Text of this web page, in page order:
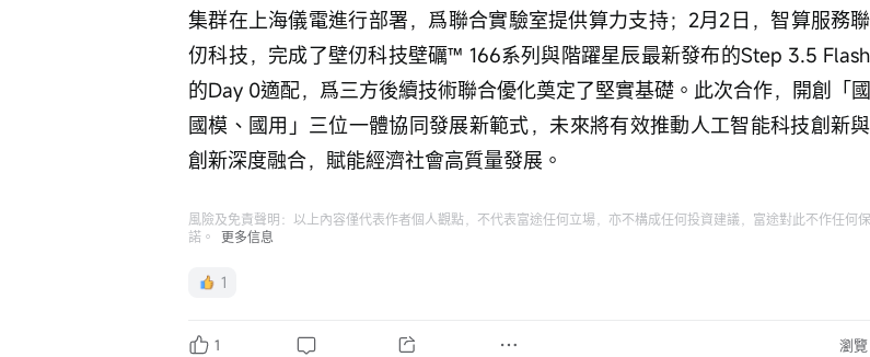
集群在上海儀電進行部署，爲聯合實驗室提供算力支持；2月2日，智算服務
仞科技，完成了壁仞科技壁礪™️ 166系列與階躍星辰最新發布的Step 3.5
的Day 0適配，爲三方後續技術聯合優化奠定了堅實基礎。此次合作，開創「
國模、國用」三位一體協同發展新範式，未來將有效推動人工智能科技創新
創新深度融合，賦能經濟社會高質量發展。
風險及免責聲明：以上內容僅代表作者個人觀點，不代表富途任何立場，亦不構成任何投資建議，富途對此不作任何
諾。
更多信息
1
1 瀏